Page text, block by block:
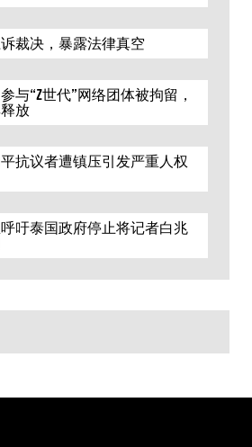
裁决，暴露法律真空
与“Z世代”网络团体被拘留，
放
抗议者遭镇压引发严重人权
吁泰国政府停止将记者白兆